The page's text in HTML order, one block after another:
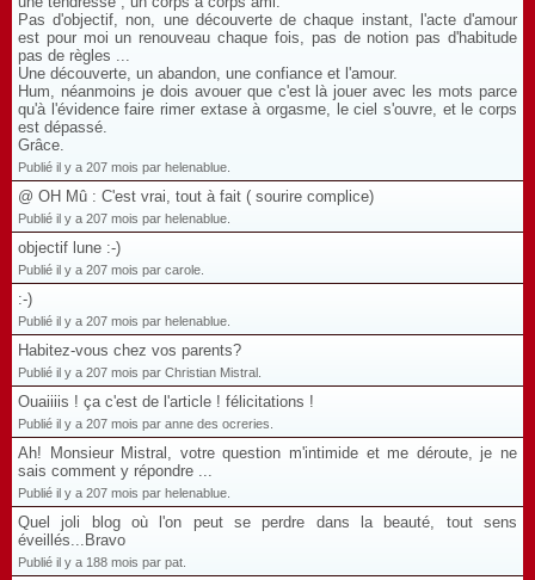
Pas d'objectif, non, une découverte de chaque instant, l'acte d'amour
est pour moi un renouveau chaque fois, pas de notion pas d'habitude
pas de règles ...
Une découverte, un abandon, une confiance et l'amour.
Hum, néanmoins je dois avouer que c'est là jouer avec les mots parce
qu'à l'évidence faire rimer extase à orgasme, le ciel s'ouvre, et le corps
est dépassé.
Grâce.
Publié il y a 207 mois par helenablue.
@ OH Mû : C'est vrai, tout à fait ( sourire complice)
Publié il y a 207 mois par helenablue.
objectif lune :-)
Publié il y a 207 mois par carole.
:-)
Publié il y a 207 mois par helenablue.
Habitez-vous chez vos parents?
Publié il y a 207 mois par Christian Mistral.
Ouaiiiis ! ça c'est de l'article ! félicitations !
Publié il y a 207 mois par anne des ocreries.
Ah! Monsieur Mistral, votre question m'intimide et me déroute, je ne
sais comment y répondre ...
Publié il y a 207 mois par helenablue.
Quel joli blog où l'on peut se perdre dans la beauté, tout sens
éveillés...Bravo
Publié il y a 188 mois par pat.